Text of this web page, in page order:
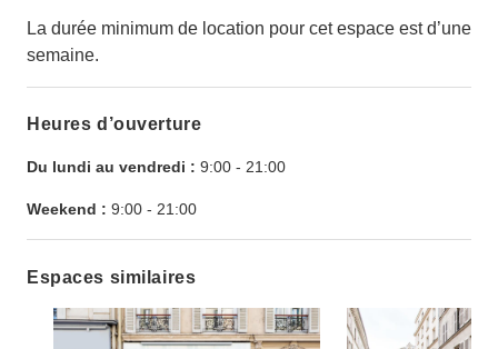
La durée minimum de location pour cet espace est d’une
semaine.
Heures d’ouverture
Du lundi au vendredi : 9:00 - 21:00
Weekend : 9:00 - 21:00
Espaces similaires